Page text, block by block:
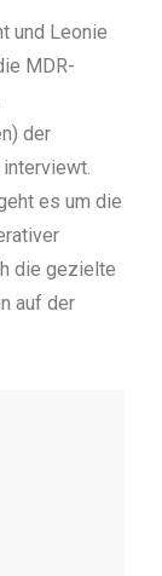
und Leonie
MDR-
der
es um die
die gezielte
auf der